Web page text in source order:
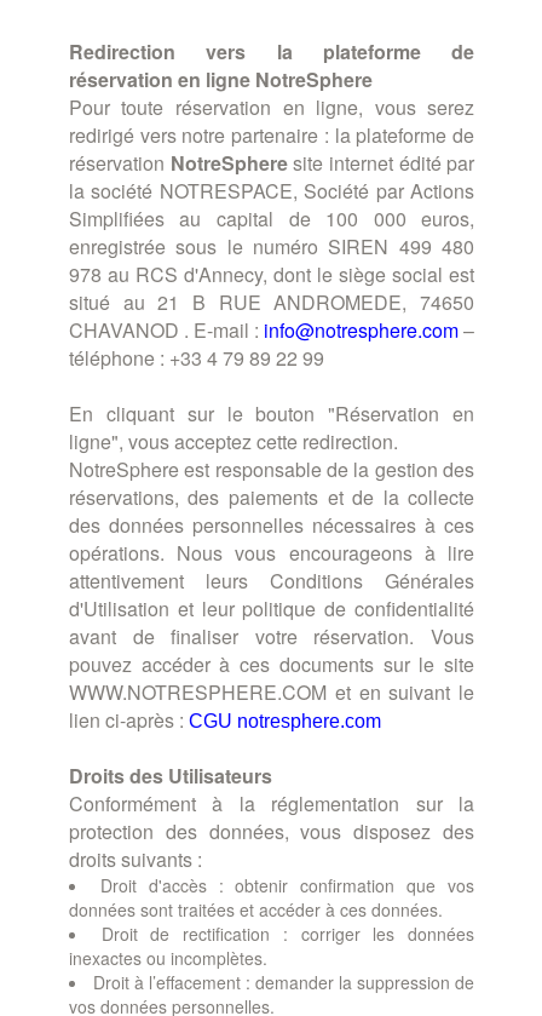
Redirection vers la plateforme de
réservation en ligne NotreSphere
Pour toute réservation en ligne, vous serez
redirigé vers notre partenaire : la plateforme de
réservation NotreSpheresite internet édité par
la société NOTRESPACE, Société par Actions
Simplifiées au capital de 100 000 euros,
enregistrée sous le numéro SIREN 499 480
978 au RCS d'Annecy, dont le siège social est
situé au 21 B RUE ANDROMEDE, 74650
CHAVANOD . E-mail : info@notresphere.com–
téléphone : +33 4 79 89 22 99
En cliquant sur le bouton "Réservation en
ligne", vous acceptez cette redirection.
NotreSphere est responsable de la gestion des
réservations, des paiements et de la collecte
des données personnelles nécessaires à ces
opérations. Nous vous encourageons à lire
attentivement leurs Conditions Générales
d'Utilisation et leur politique de confidentialité
avant de finaliser votre réservation. Vous
pouvez accéder à ces documents sur le site
WWW.NOTRESPHERE.COM et en suivant le
lien ci-après : CGU notresphere.com
Droits des Utilisateurs
Conformément à la réglementation sur la
protection des données, vous disposez des
droits suivants :
Droit d'accès : obtenir confirmation que vos
données sont traitées et accéder à ces données.
Droit de rectification : corriger les données
inexactes ou incomplètes.
Droit à l’effacement : demander la suppression de
vos données personnelles.